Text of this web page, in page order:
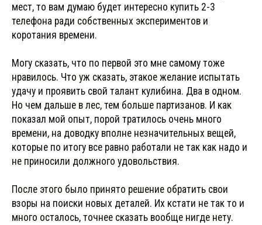
мест, то вам думаю будет интересно купить 2-3
телефона ради собственных экспериментов и
коротания времени.
Могу сказать, что по первой это мне самому тоже
нравилось. Что уж сказать, этакое желание испытать
удачу и проявить свой талант кулибина. Два в одном.
Но чем дальше в лес, тем больше партизанов. И как
показал мой опыт, порой тратилось очень много
времени, на доводку вполне незначительных вещей,
которые по итогу все равно работали не так как надо и
не приносили должного удовольствия.
После этого было принято решение обратить свои
взоры на поиски новых деталей. Их кстати не так то и
много осталось, точнее сказать вообще нигде нету.